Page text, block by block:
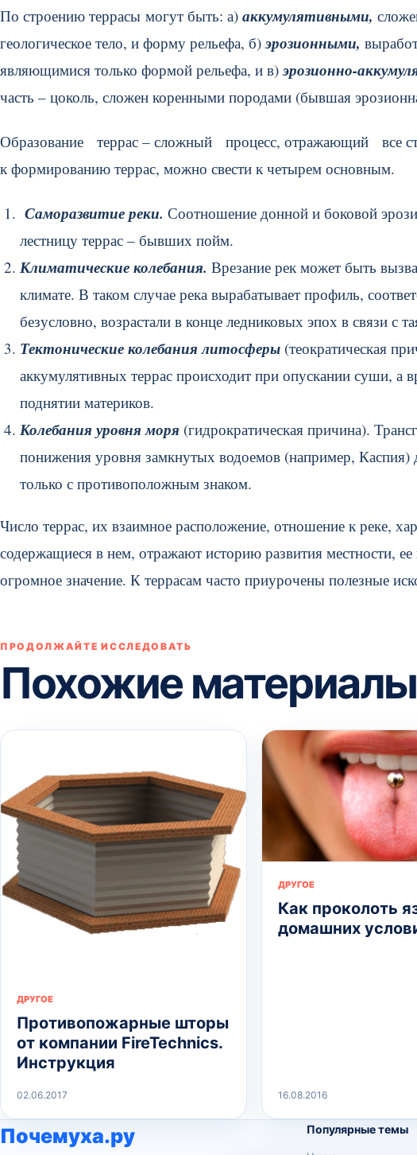
По строению террасы могут быть: а) аккумулятивными,
геологическое тело, и форму рельефа, б)эрозионными,
являющимися только формой рельефа, и в)эрозионно-
часть – цоколь, сложен коренными породами (бывшая
Образование террас – сложный процесс, отражающий все
к формированию террас, можно свести к четырем основным.
Саморазвитие реки. Соотношение донной и боковой
лестницу террас – бывших пойм.
Климатические колебания. Врезание рек может быть
климате. В таком случае река вырабатывает профиль,
безусловно, возрастали в конце ледниковых эпох в связи с
Тектонические колебания литосферы (теократическая
аккумулятивных террас происходит при опускании суши, а
поднятии материков.
Колебания уровня моря (гидрократическая причина).
понижения уровня замкнутых водоемов (например, Каспия)
только с противоположным знаком.
Число террас, их взаимное расположение, отношение к реке,
содержащиеся в нем, отражают историю развития местности,
огромное значение. К террасам часто приурочены полезные
ПРОДОЛЖАЙТЕ ИССЛЕДОВАТЬ
Похожие материалы
ДРУГОЕ
Противопожарные шторы
от компании FireTechnics.
Инструкция
02.06.2017
ДРУГОЕ
Как проколоть
домашних
16.08.2016
Почемуха.ру Популярные темы